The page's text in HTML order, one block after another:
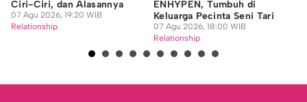
Ciri-Ciri, dan Alasannya
07 Agu 2026, 19:20 WIB
Relationship
ENHYPEN, Tumbuh di
Keluarga Pecinta Seni Tari
07 Agu 2026, 18:00 WIB
Relationship